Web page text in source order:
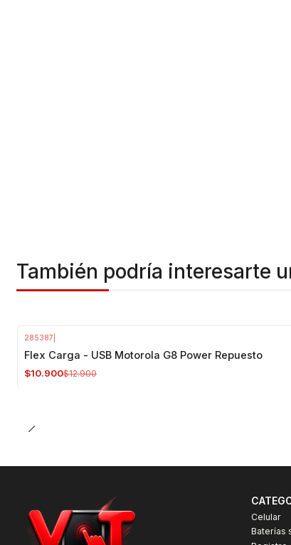
También podría interesarte
285387
Flex Carga - USB Motorola G8 Power Repuesto
$10.900$12.900
Celular
Baterías